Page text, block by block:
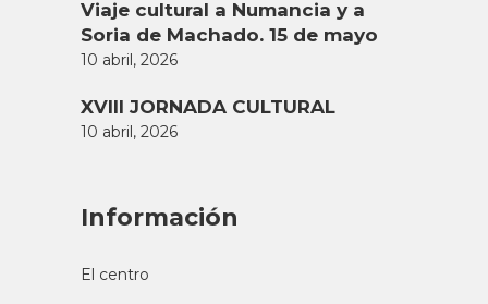
Viaje cultural a Numancia y a
Soria de Machado. 15 de mayo
10 abril, 2026
XVIII JORNADA CULTURAL
10 abril, 2026
Información
El centro